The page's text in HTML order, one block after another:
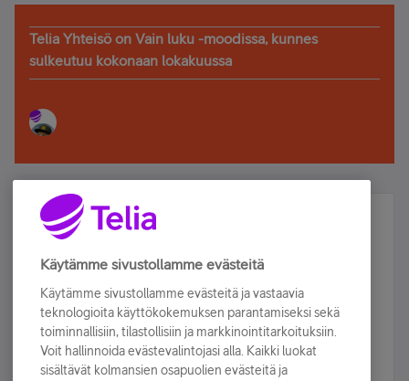
Telia Yhteisö on Vain luku -moodissa, kunnes
sulkeutuu kokonaan lokakuussa
Älä jää paitsi – osallistu ja voita!
Tilaa Telian uutiskirje ja olet mukana arvonnassa.
sähköpostiisi.
Tilaa nyt
Käytämme sivustollamme evästeitä
Käytämme sivustollamme evästeitä ja vastaavia
teknologioita käyttökokemuksen parantamiseksi sekä
toiminnallisiin, tilastollisiin ja markkinointitarkoituksiin.
Voit hallinnoida evästevalintojasi alla. Kaikki luokat
sisältävät kolmansien osapuolien evästeitä ja